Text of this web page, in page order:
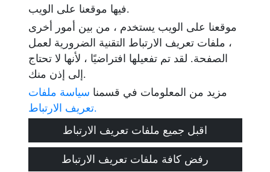
Captcha
فيها موقعنا على الويب.
موقعنا على الويب يستخدم ، من بين أمور أخرى
، ملفات تعريف الارتباط التقنية الضرورية لعمل
الصفحة. لقد تم تفعيلها افتراضيًا ، لأنها لا تحتاج
إلى إذن منك.
مزيد من المعلومات في قسمنا سياسة ملفات
تعريف الارتباط.
اقبل جميع ملفات تعريف الارتباط
رفض كافة ملفات تعريف الارتباط